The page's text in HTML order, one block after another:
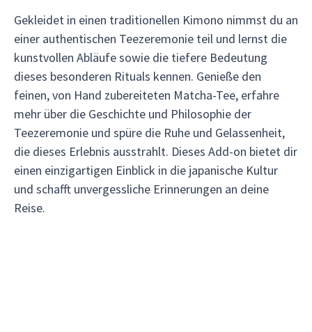
Gekleidet in einen traditionellen Kimono nimmst du an
einer authentischen Teezeremonie teil und lernst die
kunstvollen Abläufe sowie die tiefere Bedeutung
dieses besonderen Rituals kennen. Genieße den
feinen, von Hand zubereiteten Matcha-Tee, erfahre
mehr über die Geschichte und Philosophie der
Teezeremonie und spüre die Ruhe und Gelassenheit,
die dieses Erlebnis ausstrahlt. Dieses Add-on bietet dir
einen einzigartigen Einblick in die japanische Kultur
und schafft unvergessliche Erinnerungen an deine
Reise.